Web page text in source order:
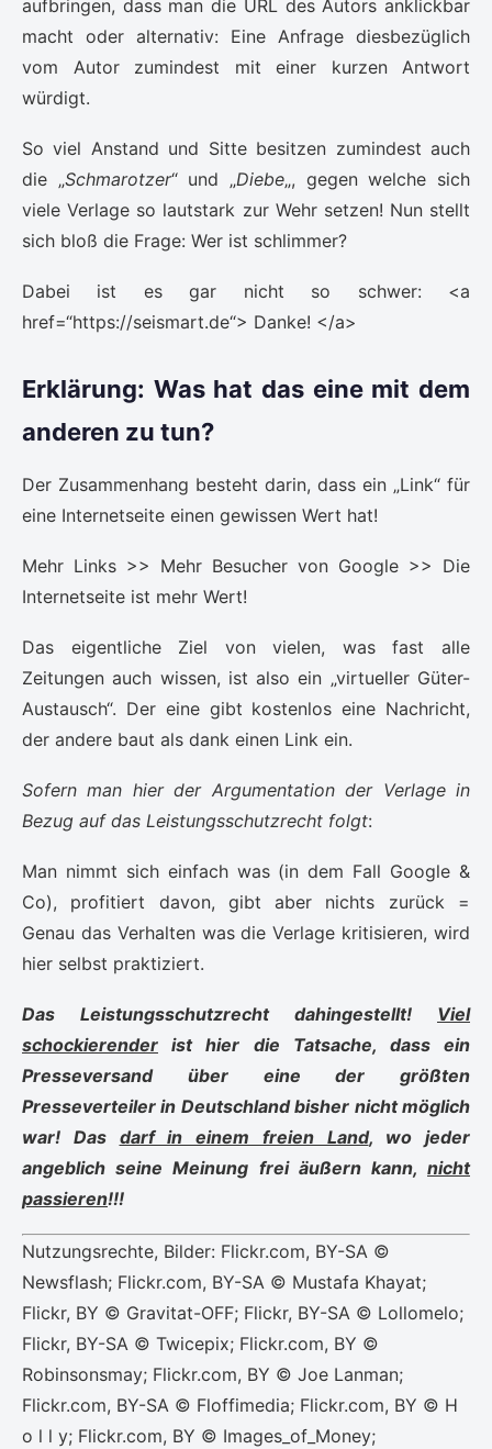
aufbringen, dass man die URL des Autors anklickbar
macht oder alternativ: Eine Anfrage diesbezüglich
vom Autor zumindest mit einer kurzen Antwort
würdigt.
So viel Anstand und Sitte besitzen zumindest auch
die „Schmarotzer“ und „Diebe„, gegen welche sich
viele Verlage so lautstark zur Wehr setzen! Nun stellt
sich bloß die Frage: Wer ist schlimmer?
Dabei ist es gar nicht so schwer: <a
href=“https://seismart.de“> Danke! </a>
Erklärung: Was hat das eine mit dem
anderen zu tun?
Der Zusammenhang besteht darin, dass ein „Link“ für
eine Internetseite einen gewissen Wert hat!
Mehr Links >> Mehr Besucher von Google >> Die
Internetseite ist mehr Wert!
Das eigentliche Ziel von vielen, was fast alle
Zeitungen auch wissen, ist also ein „virtueller Güter-
Austausch“. Der eine gibt kostenlos eine Nachricht,
der andere baut als dank einen Link ein.
Sofern man hier der Argumentation der Verlage in
Bezug auf das Leistungsschutzrecht folgt:
Man nimmt sich einfach was (in dem Fall Google &
Co), profitiert davon, gibt aber nichts zurück =
Genau das Verhalten was die Verlage kritisieren, wird
hier selbst praktiziert.
Das Leistungsschutzrecht dahingestellt! Viel
schockierender ist hier die Tatsache, dass ein
Presseversand über eine der größten
Presseverteiler in Deutschland bisher nicht möglich
war! Das darf in einem freien Land, wo jeder
angeblich seine Meinung frei äußern kann, nicht
passieren!!!
Nutzungsrechte, Bilder: Flickr.com, BY-SA ©
Newsflash; Flickr.com, BY-SA © Mustafa Khayat;
Flickr, BY © Gravitat-OFF; Flickr, BY-SA © Lollomelo;
Flickr, BY-SA © Twicepix; Flickr.com, BY ©
Robinsonsmay; Flickr.com, BY © Joe Lanman;
Flickr.com, BY-SA © Floffimedia; Flickr.com, BY © H
o l l y; Flickr.com, BY © Images_of_Money;